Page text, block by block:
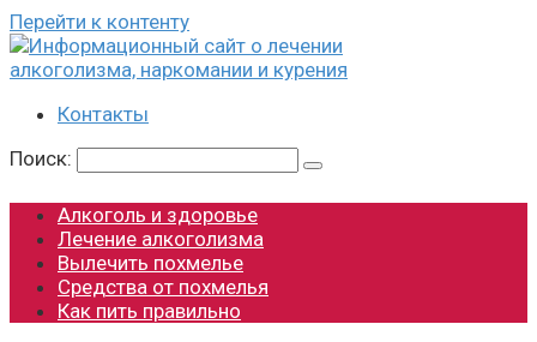
Перейти к контенту
Контакты
Поиск:
Алкоголь и здоровье
Лечение алкоголизма
Вылечить похмелье
Средства от похмелья
Как пить правильно